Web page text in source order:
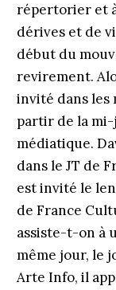
répertorier et
dérives et de
début du
revirement.
invité dans les
partir de la
médiatique.
dans le JT de
est invité le
de France
assiste-t-on à
même jour, le
Arte Info, il